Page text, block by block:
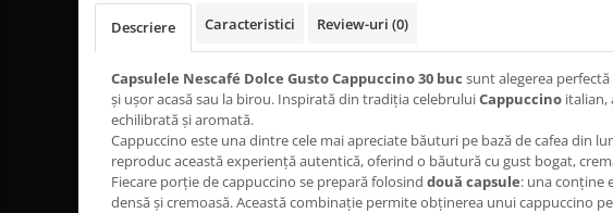
Descriere Caracteristici Review-uri (0)
Capsulele Nescafé Dolce Gusto Cappuccino 30 buc sunt alegerea
și ușor acasă sau la birou. Inspirată din tradiția celebruluiCappuccino italian,
echilibrată și aromată.
Cappuccino este una dintre cele mai apreciate băuturi pe bază de cafea din
reproduc această experiență autentică, oferind o băutură cu gust bogat,
Fiecare porție de cappuccino se prepară folosind două capsule: una conține
densă și cremoasă. Această combinație permite obținerea unui cappuccino